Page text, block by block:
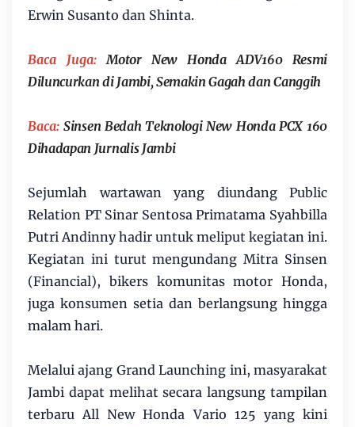
Erwin Susanto dan Shinta.
Baca Juga: Motor New Honda ADV160 Resmi
Diluncurkan di Jambi, Semakin Gagah dan Canggih
Baca:Sinsen Bedah Teknologi New Honda PCX 160
Dihadapan Jurnalis Jambi
Sejumlah wartawan yang diundang Public
Relation PT Sinar Sentosa Primatama Syahbilla
Putri Andinny hadir untuk meliput kegiatan ini.
Kegiatan ini turut mengundang Mitra Sinsen
(Financial), bikers komunitas motor Honda,
juga konsumen setia dan berlangsung hingga
malam hari.
Melalui ajang Grand Launching ini, masyarakat
Jambi dapat melihat secara langsung tampilan
terbaru All New Honda Vario 125 yang kini